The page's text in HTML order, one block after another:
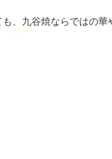
、九谷焼ならではの華